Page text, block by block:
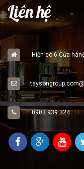
Liên hệ
Hiện có 6 Cửa
0903.939.324